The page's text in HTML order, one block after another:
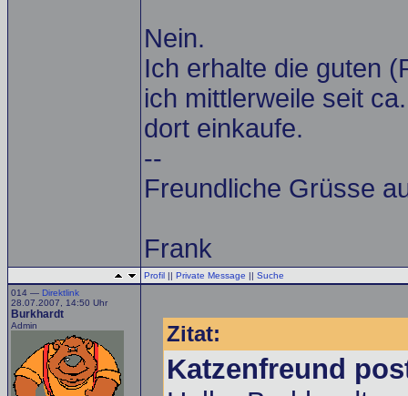
Nein.
Ich erhalte die guten
ich mittlerweile seit
dort einkaufe.
--
Freundliche Grüsse
Frank
Profil || Private Message || Suche
014 — Direktlink
28.07.2007, 14:50 Uhr
Burkhardt
Admin Zitat:
Katzenfreund